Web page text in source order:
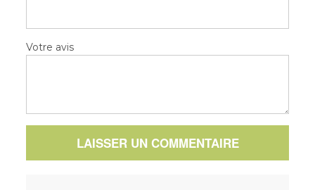
Votre avis
LAISSER UN COMMENTAIRE